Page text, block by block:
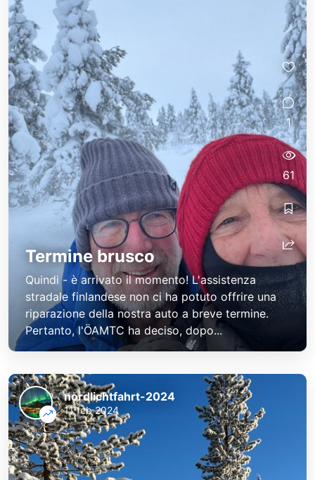
Termine brusco
Quindi - è arrivato il momento! L'assistenza
stradale finlandese non ci ha potuto offrire una
riparazione della nostra auto a breve termine.
Pertanto, l'ÖAMTC ha deciso, dopo...
1
61
nordlichtfahrt-2024
11 feb 2024